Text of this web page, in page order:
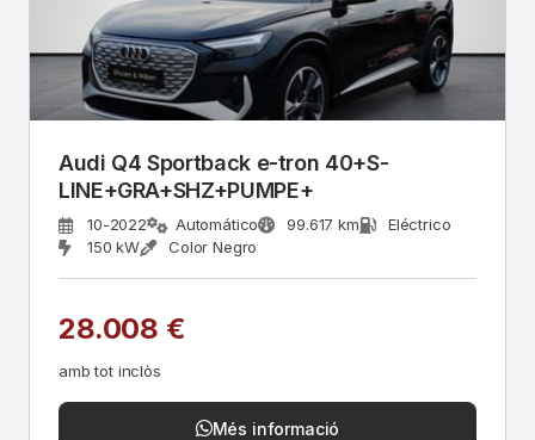
Audi Q4 Sportback e-tron 40+S-
LINE+GRA+SHZ+PUMPE+
10-2022 Automático 99.617 km
Eléctrico
150 kW
Color Negro
28.008 €
amb tot inclòs
Més informació